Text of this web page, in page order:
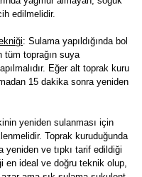
edilmelidir.
: Sulama yapıldığında bol
tüm toprağın suya
Eğer alt toprak kuru
15 dakika sonra yeniden
yeniden sulanması için
Toprak kuruduğunda
yeniden ve tıpkı tarif edildiği
en ideal ve doğru teknik olup,